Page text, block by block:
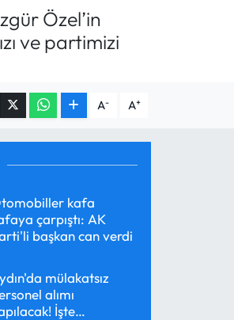
Özel’in
ve partimizi
A- A+
kafa
çarpıştı: AK
başkan can verdi
mülakatsız
alımı
İşte